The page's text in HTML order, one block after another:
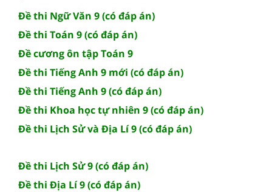
Đề thi Ngữ Văn 9 (có đáp án)
Đề thi Toán 9 (có đáp án)
Đề cương ôn tập Toán 9
Đề thi Tiếng Anh 9 mới (có đáp án)
Đề thi Tiếng Anh 9 (có đáp án)
Đề thi Khoa học tự nhiên 9 (có đáp án)
Đề thi Lịch Sử và Địa Lí 9 (có đáp án)
Đề thi Lịch Sử 9 (có đáp án)
Đề thi Địa Lí 9 (có đáp án)